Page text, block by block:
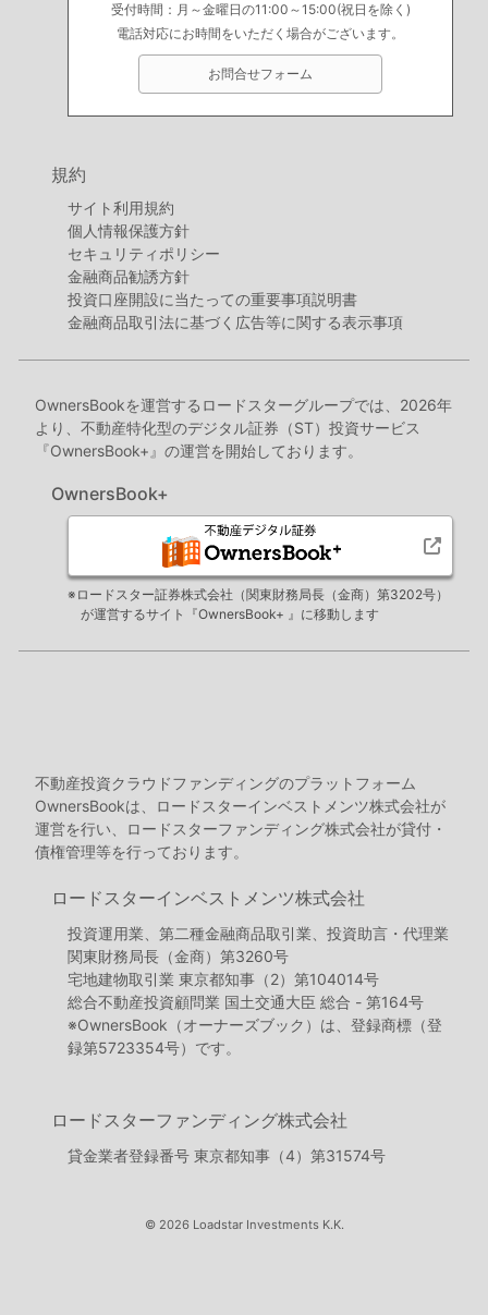
受付時間：月～金曜日の11:00～15:00(祝日を除く)
電話対応にお時間をいただく場合がございます。
お問合せフォーム
規約
サイト利用規約
個人情報保護方針
セキュリティポリシー
金融商品勧誘方針
投資口座開設に当たっての重要事項説明書
金融商品取引法に基づく広告等に関する表示事項
OwnersBookを運営するロードスターグループでは、2026年
より、不動産特化型のデジタル証券（ST）投資サービス
『OwnersBook+』の運営を開始しております。
OwnersBook+
※ロードスター証券株式会社（関東財務局長（金商）第3202号）
が運営するサイト『OwnersBook+ 』に移動します
不動産投資クラウドファンディングのプラットフォーム
OwnersBookは、ロードスターインベストメンツ株式会社が
運営を行い、ロードスターファンディング株式会社が貸付・
債権管理等を行っております。
ロードスターインベストメンツ株式会社
投資運用業、第二種金融商品取引業、投資助言・代理業
関東財務局長（金商）第3260号
宅地建物取引業 東京都知事（2）第104014号
総合不動産投資顧問業 国土交通大臣 総合 - 第164号
※OwnersBook（オーナーズブック）は、登録商標（登
録第5723354号）です。
ロードスターファンディング株式会社
貸金業者登録番号 東京都知事（4）第31574号
© 2026 Loadstar Investments K.K.